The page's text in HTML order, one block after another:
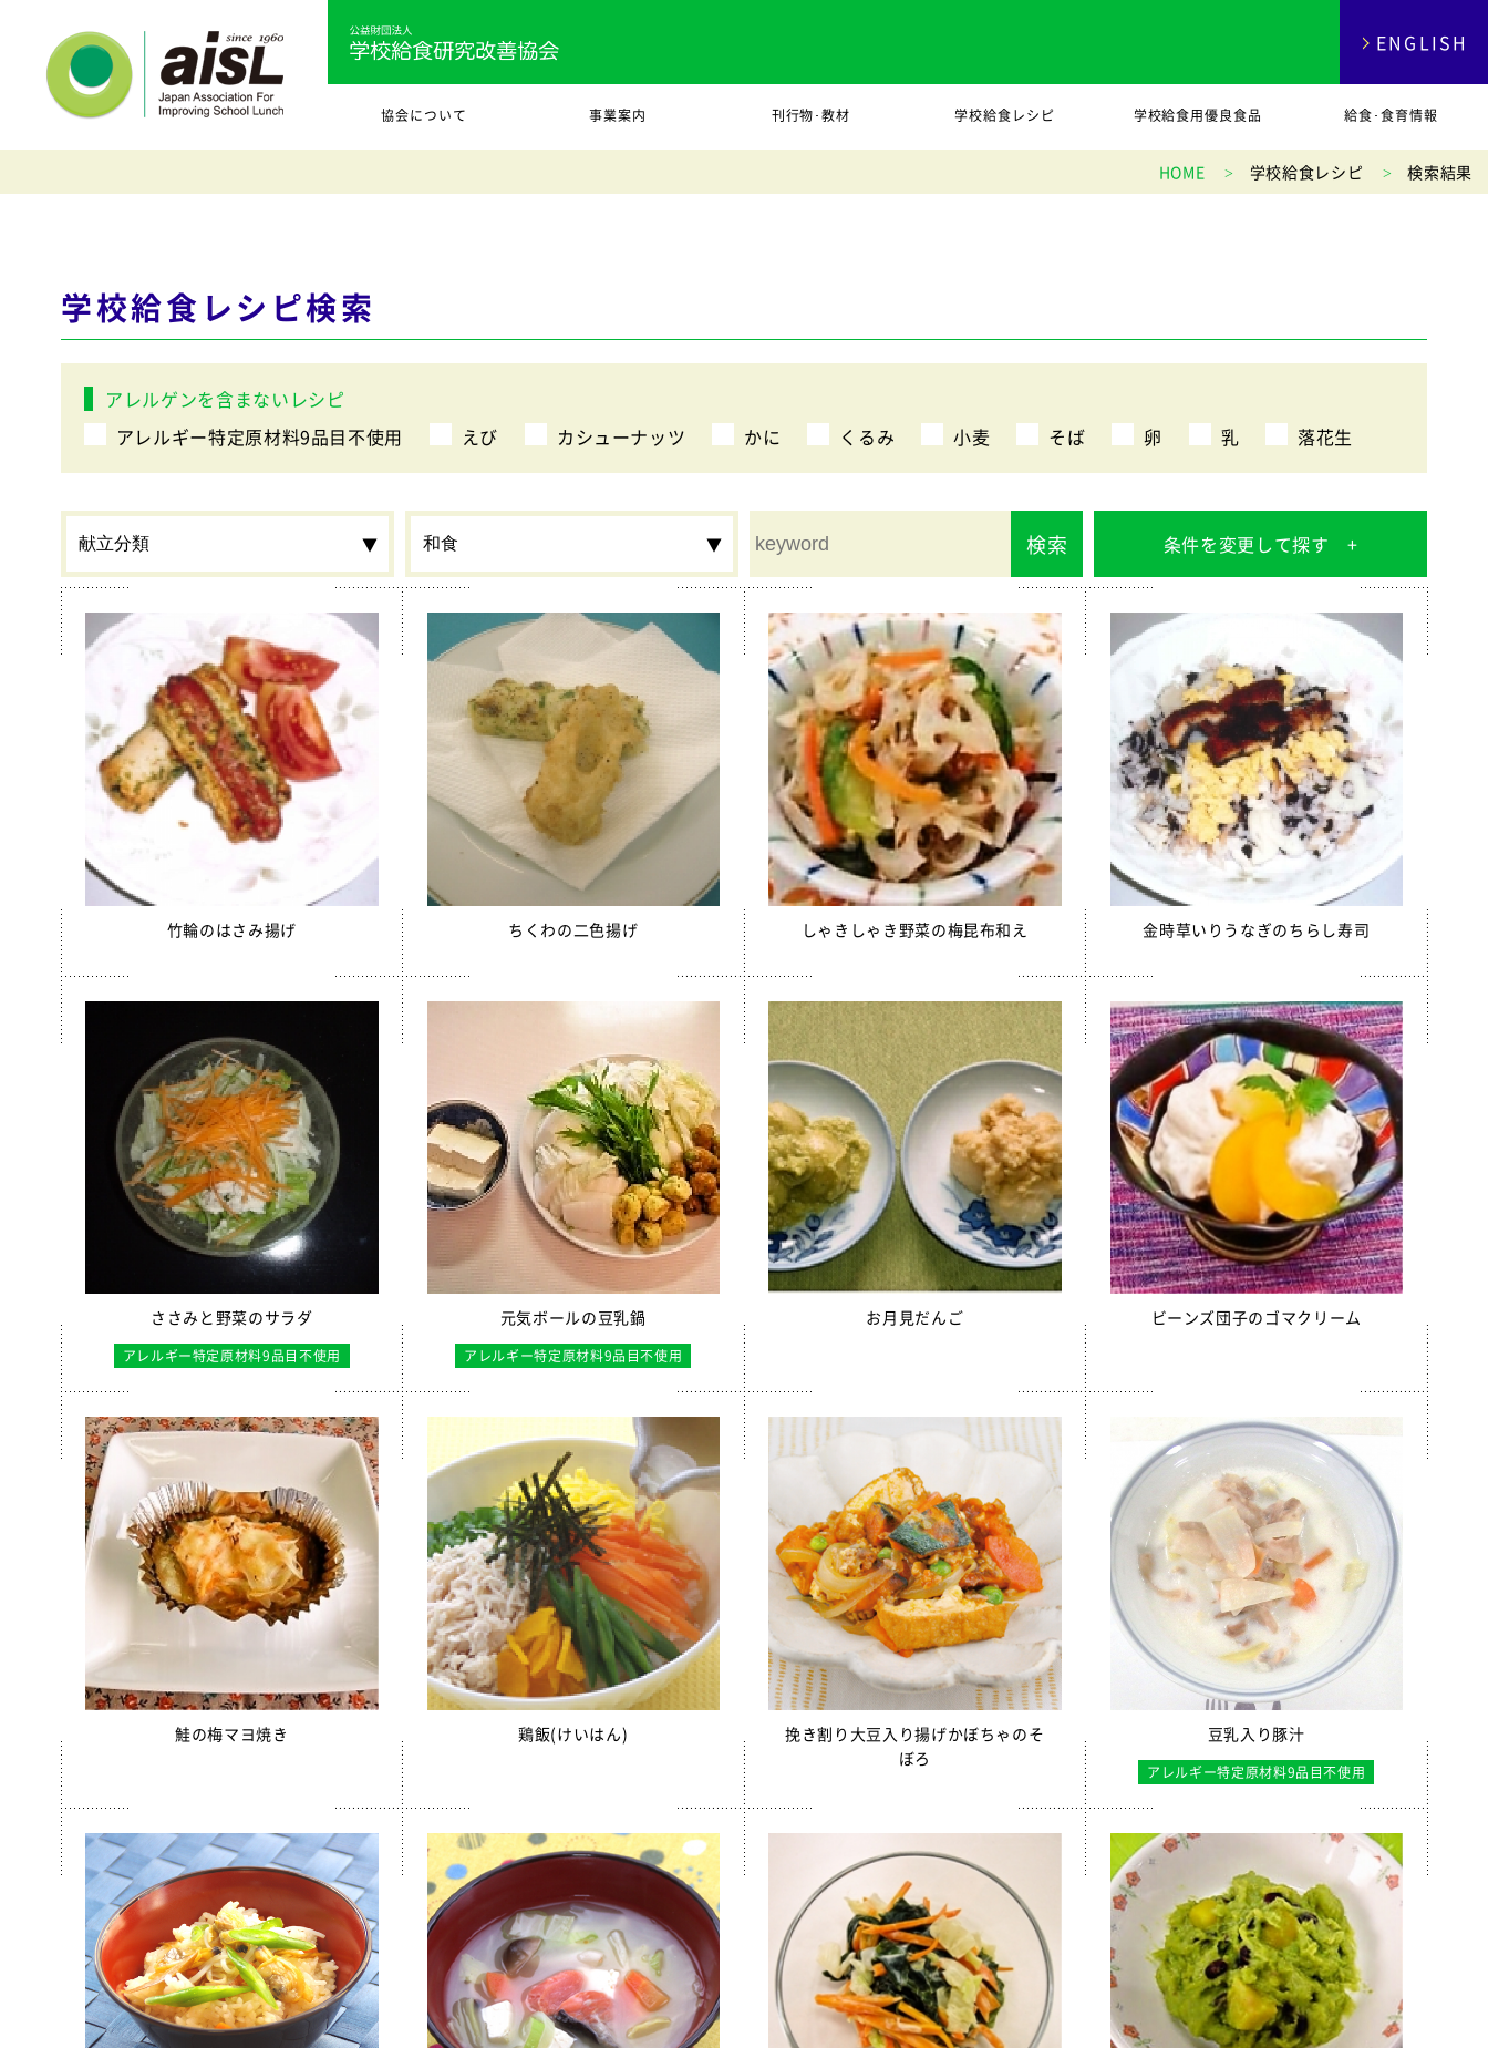
協会について 事業案内 刊行物･教材 学校給食レシピ 学校給食用優良食品 給食･食育情報
ENGLISH
HOME 学校給食レシピ 検索結果
学校給食レシピ検索
アレルゲンを含まないレシピ
アレルギー特定原材料9品目不使用
えび カシューナッツ かに くるみ 小麦 そば 卵 乳 落花生
検索 条件を変更して探す
食材
栄養素 カルシウム 鉄分
季節・行事食 秋 行事食
郷土料理
全学栄製品
全学栄すいせん製品
全学栄 豚レバーチップ
蒸し挽き割り大豆
えごまふりかけ
沖縄パインゼリー
すだちゼリー
ブルーベリーゼリーCFE
北海道シュレッドチーズ
給食用 毎日骨太 MBP® ベビーチーズ
クラスメイト
うの花コロッケ（ひじき入り）
スクールチーズフォンデュサンドコロッケ
白花豆コロッケ
全学栄 かぼちゃチーズフライ
【只今休売中】全学栄 黒豆さつま
ソフトササミフレーク
ほぐしささみ（水煮）
美ら海育ちもずく
【只今休売中】青大豆ペースト
白花豆&白いんげん豆ペースト
スクールがんもどき（Ca・Fe）
スクール糸かまぼこ
【只今休売中】スクールかにボール
全学栄 枝豆とじゃこの元気ボール
全学栄 野菜ミックスボール
全学栄 ニューミートップ
竹輪のはさみ揚げ ちくわの二色揚げ しゃきしゃき野菜の梅昆布和え 金時草いりうなぎのちらし寿司
ささみと野菜のサラダ
アレルギー特定原材料9品目不使用
元気ボールの豆乳鍋
アレルギー特定原材料9品目不使用
お月見だんご ビーンズ団子のゴマクリーム
鮭の梅マヨ焼き 鶏飯(けいはん)
挽き割り大豆入り揚げかぼちゃのそ
ぼろ
豆乳入り豚汁
アレルギー特定原材料9品目不使用